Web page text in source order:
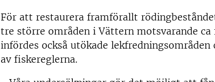
För att restaurera framförallt
tre större områden i Vättern motsvarande
infördes också utökade
av fiskereglerna.